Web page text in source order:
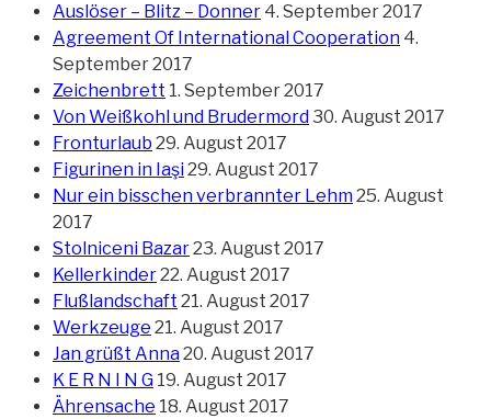
Auslöser – Blitz – Donner 4. September 2017
Agreement Of International Cooperation 4.
September 2017
Zeichenbrett 1. September 2017
Von Weißkohl und Brudermord 30. August 2017
Fronturlaub 29. August 2017
Figurinen in Iaşi29. August 2017
Nur ein bisschen verbrannter Lehm25. August
2017
Stolniceni Bazar23. August 2017
Kellerkinder22. August 2017
Flußlandschaft 21. August 2017
Werkzeuge 21. August 2017
Jan grüßt Anna20. August 2017
K E R N I N G 19. August 2017
Ährensache 18. August 2017